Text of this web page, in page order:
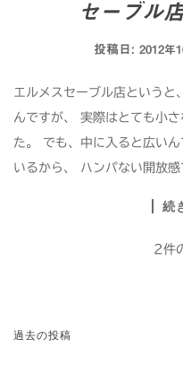
セーブル
投稿日: 2012年
エルメスセーブル店というと
んですが、 実際はとても小
た。 でも、中に入ると広い
いるから、 ハンパない開放
続
2件
投
過去の投稿